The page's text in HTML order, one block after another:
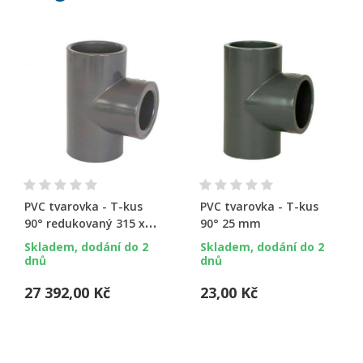
PVC tvarovka - T-kus
90° redukovaný 315 x
250 mm
Skladem, dodání do 2
dnů
27 392,00 Kč
PVC tvarovka - T-kus
90° 25 mm
Skladem, dodání do 2
dnů
23,00 Kč